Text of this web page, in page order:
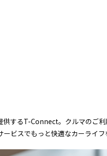
するT-Connect。クルマのご
ビスでもっと快適なカーライフ